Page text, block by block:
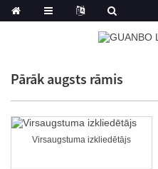
Pārāk augsts rāmis
Virsaugstuma izkliedētājs